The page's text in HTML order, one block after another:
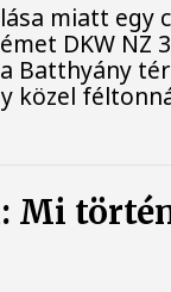
miatt egy
DKW NZ
Batthyány
közel
Mi